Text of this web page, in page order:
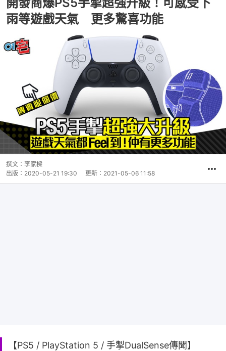
雨等遊戲天氣 更多驚喜功能
撰文： 李家樑
出版： 2020-05-21 19:30 更新： 2021-05-06 11:58
【PS5 / PlayStation 5 / 手掣DualSense傳聞】